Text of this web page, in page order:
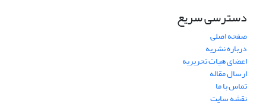
دسترسی سریع
صفحه اصلی
درباره نشریه
اعضای هیات تحریریه
ارسال مقاله
تماس با ما
نقشه سایت